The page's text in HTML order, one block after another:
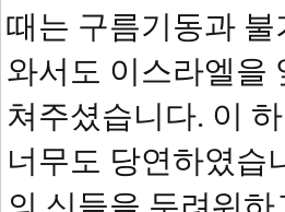
때는 구름기동과
와서도 이스라엘을
쳐주셨습니다. 이
너무도 당연하였습